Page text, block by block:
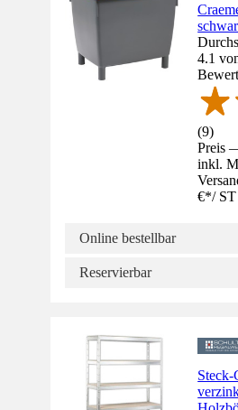
4.1
(9)
Preis
inkl.
€*/ ST
Online bestellbar
Reservierbar
Steck-